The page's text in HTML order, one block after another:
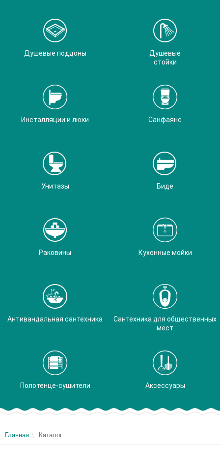
Душевые поддоны
Душевые
стойки
Инсталляции и люки Санфаянс
Унитазы Биде
Раковины Кухонные мойки
Антивандальная сантехника
Сантехника для общественных
мест
Полотенце-сушители Аксессуары
Главная Каталог